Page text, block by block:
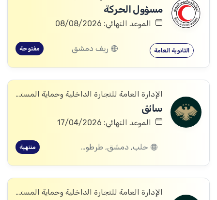
مسؤول الحركة
الموعد النهائي: 08/08/2026
الثانوية العامة ريف دمشق مفتوحة
الإدارة العامة للتجارة الداخلية وحماية المستهلك
سائق
الموعد النهائي: 17/04/2026
حلب, دمشق, طرطوس, ريف دمشق, ديرالزور, درعا, اللاذقية, الرقة, الحسكة منتهية
الإدارة العامة للتجارة الداخلية وحماية المستهلك